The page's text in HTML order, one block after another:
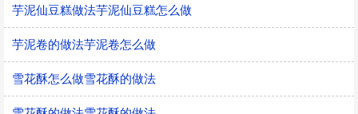
芋泥仙豆糕做法芋泥仙豆糕怎么做
芋泥卷的做法芋泥卷怎么做
雪花酥怎么做雪花酥的做法